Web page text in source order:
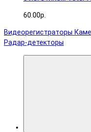
60.00р.
Видеорегистраторы
Радар-детекторы